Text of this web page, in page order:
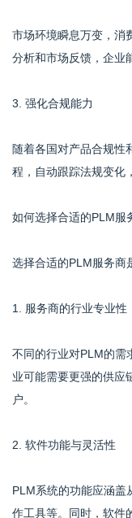
市场环境瞬息万变，消
分析和市场反馈，企业
3. 强化合规能力
随着各国对产品合规性
程，自动跟踪法规变化
如何选择合适的PLM服
选择合适的PLM服务商
1. 服务商的行业专业性
不同的行业对PLM的需
业可能需要更强的供应
户。
2. 软件功能与灵活性
PLM系统的功能应涵盖
作工具等。同时，软件